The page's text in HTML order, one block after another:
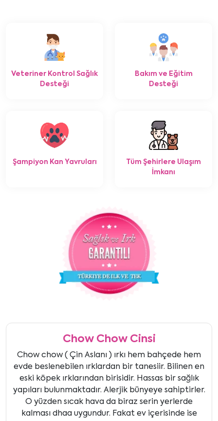
Veteriner Kontrol Sağlık
Desteği
Bakım ve Eğitim
Desteği
Şampiyon Kan Yavruları
Tüm Şehirlere Ulaşım
İmkanı
Chow Chow Cinsi
Chow chow ( Çin Aslanı ) ırkı hem bahçede hem
evde beslenebilen ırklardan bir tanesiir. Bilinen en
eski köpek ırklarından birisidir. Hassas bir sağlık
yapıları bulunmaktadır. Alerjik bünyeye sahiptirler.
O yüzden sıcak hava da biraz serin yerlerde
kalması dhaa uygundur. Fakat ev içerisinde ise